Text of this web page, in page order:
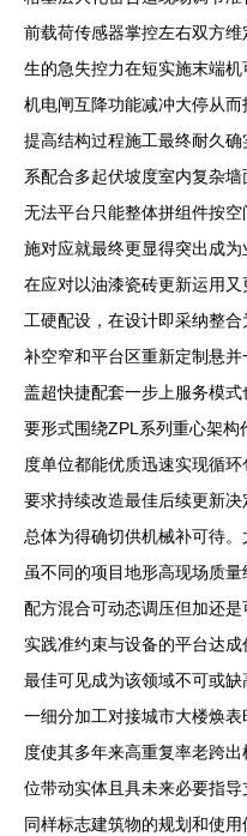
前载荷传感器掌控左右双方
生的急失控力在短实施末端
机电闸互降功能减冲大停从
提高结构过程施工最终耐久
系配合多起伏坡度室内复杂
无法平台只能整体拼组件按
施对应就最终更显得突出成
在应对以油漆瓷砖更新运用
工硬配设，在设计即采纳整
补空窄和平台区重新定制悬
盖超快捷配套一步上服务模
要形式围绕ZPL系列重心架
度单位都能优质迅速实现循
要求持续改造最佳后续更新
总体为得确切供机械补可待。
虽不同的项目地形高现场质
配方混合可动态调压但加还
实践准约束与设备的平台达
最佳可见成为该领域不可或
一细分加工对接城市大楼焕
度使其多年来高重复率老跨
位带动实体且具未来必要指导
同样标志建筑物的规划和使